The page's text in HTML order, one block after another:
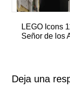
LEGO Icons
Señor de los
Deja una